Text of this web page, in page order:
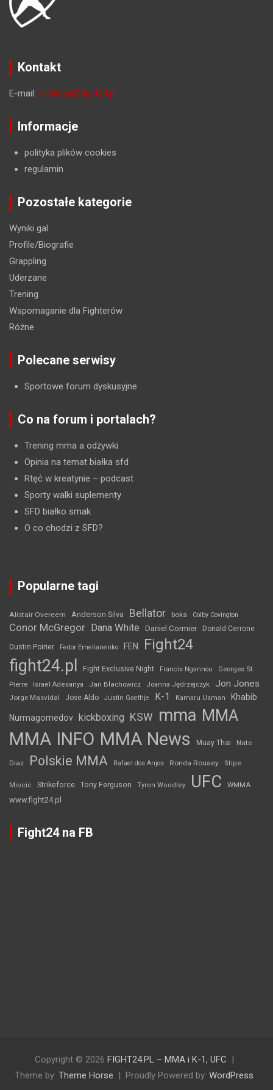
Kontakt
E-mail: redakcja@fight24.pl
Informacje
polityka plików cookies
regulamin
Pozostałe kategorie
Wyniki gal
Profile/Biografie
Grappling
Uderzane
Trening
Wspomaganie dla Fighterów
Różne
Polecane serwisy
Sportowe forum dyskusyjne
Co na forum i portalach?
Trening mma a odżywki
Opinia na temat białka sfd
Rtęć w kreatynie – podcast
Sporty walki suplementy
SFD białko smak
O co chodzi z SFD?
Popularne tagi
Alistair Overeem Anderson Silva Bellator boks Colby Covington
Conor McGregor Dana White Daniel Cormier Donald Cerrone
Dustin Poirier Fedor Emelianenko FEN Fight24
fight24.pl Fight Exclusive Night Francis Ngannou
Georges St.
Pierre
Israel Adesanya Jan Błachowicz Joanna Jędrzejczyk Jon Jones
Jorge Masvidal Jose Aldo Justin Gaethje K-1 Kamaru Usman Khabib
Nurmagomedov kickboxing KSW mma MMA
MMA INFO MMA News Muay Thai Nate
Diaz Polskie MMA Rafael dos Anjos Ronda Rousey Stipe
Miocic Strikeforce Tony Ferguson Tyron Woodley UFC WMMA
www.fight24.pl
Fight24 na FB
Copyright © 2026 FIGHT24.PL – MMA i K-1, UFC
Theme by: Theme Horse Proudly Powered by: WordPress